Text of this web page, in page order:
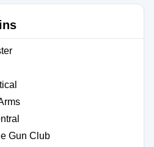
Gun Club